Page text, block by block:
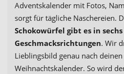
Adventskalender mit Fotos,
sorgt für tägliche Naschereien.
Schokowürfel gibt es in sechs
Geschmacksrichtungen. Wir
Lieblingsbild genau nach
Weihnachtskalender. So wird